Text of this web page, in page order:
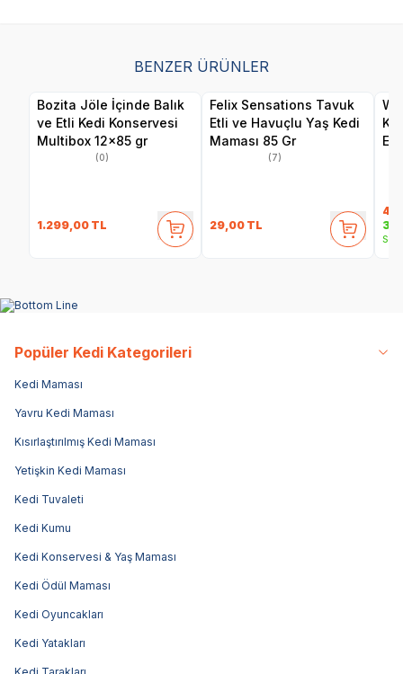
BENZER ÜRÜNLER
Bozita Jöle İçinde Balık
ve Etli Kedi Konservesi
Multibox 12x85 gr
(0)
1.299,00 TL
Felix Sensations Tavuk
Etli ve Havuçlu Yaş Kedi
Maması 85 Gr
(7)
29,00 TL
Eti
Popüler Kedi Kategorileri
Kedi Maması
Yavru Kedi Maması
Kısırlaştırılmış Kedi Maması
Yetişkin Kedi Maması
Kedi Tuvaleti
Kedi Kumu
Kedi Konservesi & Yaş Maması
Kedi Ödül Maması
Kedi Oyuncakları
Kedi Yatakları